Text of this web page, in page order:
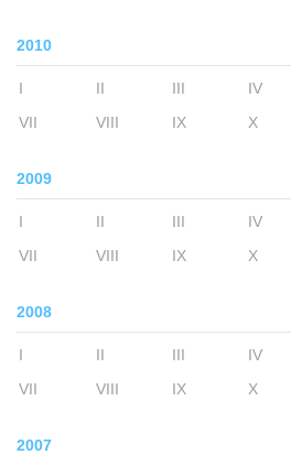
2010
I II III IV
VII
VIII IX X
2009
I II III IV
VII
VIII IX X
2008
I II III IV
VII
VIII IX X
2007